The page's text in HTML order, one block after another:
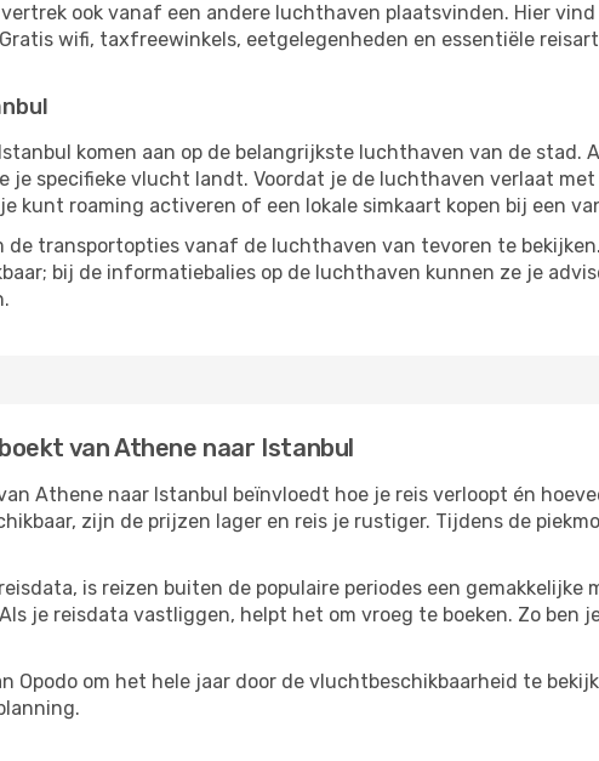
ook vanaf een andere luchthaven plaatsvinden. Hier
wifi, taxfreewinkels, eetgelegenheden en essentiële
komen aan op de belangrijkste luchthaven van de stad.
je specifieke vlucht landt. Voordat je de luchthaven verlaat
kunt roaming activeren of een lokale simkaart kopen bij een
de transportopties vanaf de luchthaven van tevoren te
bij de informatiebalies op de luchthaven kunnen ze je
van Athene naar Istanbul
Athene naar Istanbul beïnvloedt hoe je reis verloopt én
zijn de prijzen lager en reis je rustiger. Tijdens de
is reizen buiten de populaire periodes een gemakkelijke
je reisdata vastliggen, helpt het om vroeg te boeken. Zo ben
Opodo om het hele jaar door de vluchtbeschikbaarheid te